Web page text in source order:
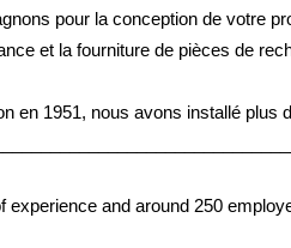
pour la conception de votre
et la fourniture de pièces de
en 1951, nous avons installé
experience and around 250